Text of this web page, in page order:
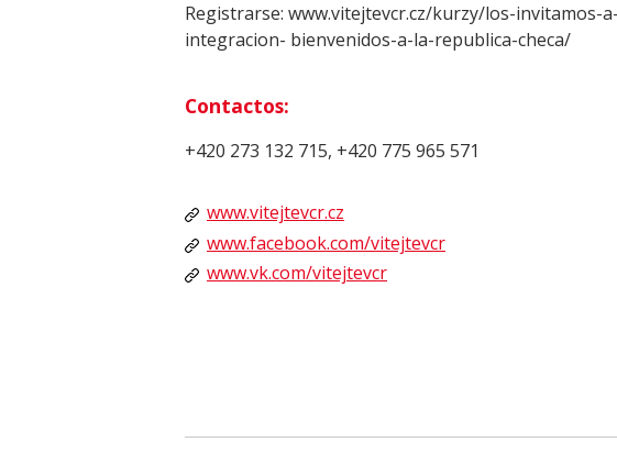
Registrarse: www.vitejtevcr.cz/kurzy/los-invitamos-
integracion- bienvenidos-a-la-republica-checa/
Contactos:
+420 273 132 715, +420 775 965 571
www.vitejtevcr.cz
www.facebook.com/vitejtevcr
www.vk.com/vitejtevcr